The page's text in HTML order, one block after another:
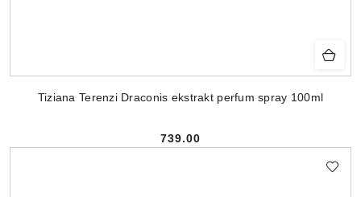
Tiziana Terenzi Draconis ekstrakt perfum spray 100ml
Cena:
739.00